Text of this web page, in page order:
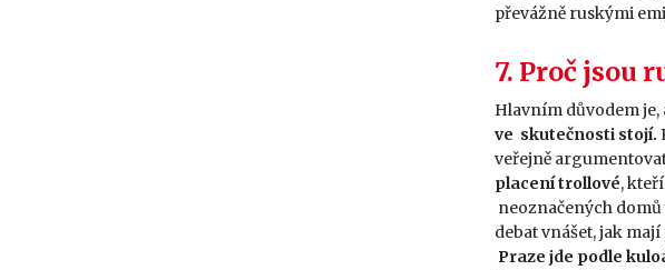
převážně ruskými
7. Proč jsou
Hlavním důvodem je,
ve skutečnosti stojí.
veřejně
placení trollové,
neoznačených
debat vnášet, jak
Praze jde podle